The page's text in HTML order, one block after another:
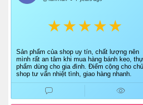
Sản phẩm của shop uy tín, chất lượng nên
mình rất an tâm khi mua hàng bánh keo,
phẩm dùng cho gia đình. Điểm cộng cho chủ
shop tư vấn nhiệt tình, giao hàng nhanh.